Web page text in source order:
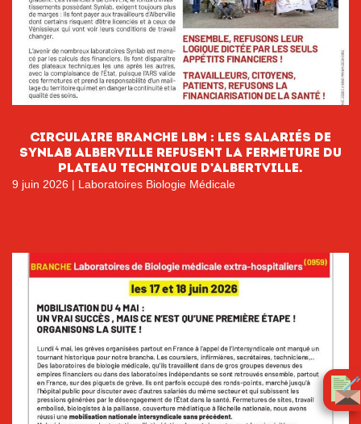
CIRCULAIRE BRANCHE LBM : LES SALARIÉS DE
SYNLAB ALBERVILLE REFUSENT LA FERMETURE DU
PLATEAU TECHNIQUE D’ALBERTVILLE.
9 juin 2026 | Laboratoires Biologie Médicale